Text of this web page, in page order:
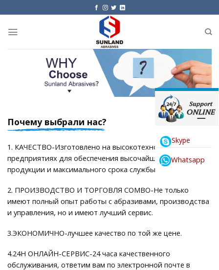
to
content
Почему выбрали нас?
1. КАЧЕСТВО-Изготовлено на высокотехнологичных
предприятиях для обеспечения высочайшего качества
продукции и максимального срока службы.
2. ПРОИЗВОДСТВО И ТОРГОВЛЯ COMBO-Не только
имеют полный опыт работы с абразивами, производства
и управления, но и имеют лучший сервис.
3.ЭКОНОМИЧНО-лучшее качество по той же цене.
4.24H ОНЛАЙН-СЕРВИС-24 часа качественного
обслуживания, ответим вам по электронной почте в
Skype
Whatsapp